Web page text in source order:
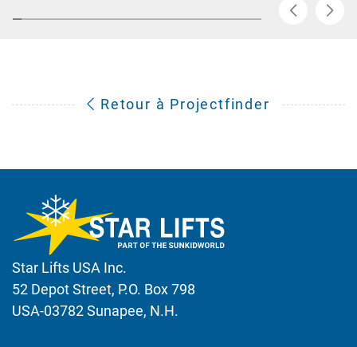
Retour à Projectfinder
Star Lifts USA Inc.
52 Depot Street, P.O. Box 798
USA-03782 Sunapee, N.H.